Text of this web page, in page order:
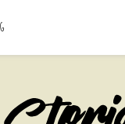
This Blog